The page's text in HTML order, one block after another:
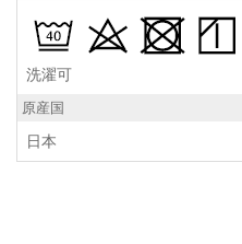
洗濯可
原産国
日本